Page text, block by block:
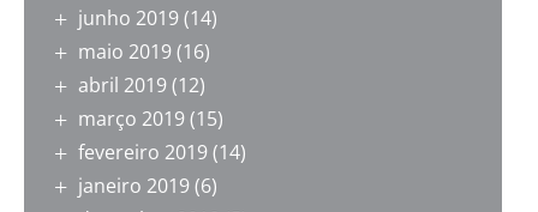
junho 2019(14)
maio 2019(16)
abril 2019(12)
março 2019(15)
fevereiro 2019(14)
janeiro 2019(6)